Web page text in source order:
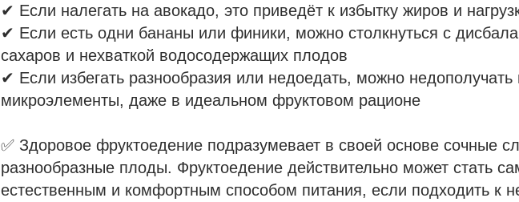
✔ Если налегать на авокадо, это приведёт к избытку жиров и
✔ Если есть одни бананы или финики, можно столкнуться с
сахаров и нехваткой водосодержащих плодов
✔ Если избегать разнообразия или недоедать, можно
микроэлементы, даже в идеальном фруктовом рационе
✅ Здоровое фруктоедение подразумевает в своей основе сочные
разнообразные плоды. Фруктоедение действительно может стать
естественным и комфортным способом питания, если подходить к